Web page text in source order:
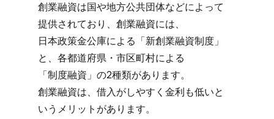
創業融資は​国や​地方​公共団体などに​よって​
提供されており、​創業融資には、​
日本政策金公庫に​よる​「新創業融資制度」
と、​各都道府県・市区町村に​よる​
「制度融資」の​2種類が​あります。
創業融資は、​借入が​しやすく​金利も​低いと​
いう​メリットが​あります。